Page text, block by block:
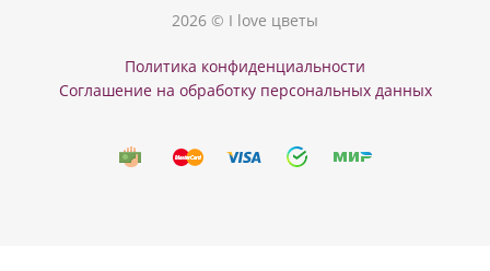
2026 © I love цветы
Политика конфиденциальности
Соглашение на обработку персональных данных